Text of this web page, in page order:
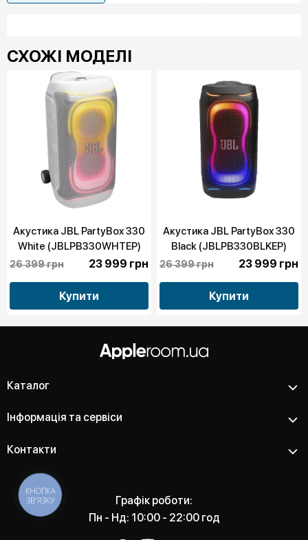
СХОЖІ МОДЕЛІ
Акустика JBL PartyBox 330
White (JBLPB330WHTEP)
26 399 грн 23 999 грн
Купити
Акустика JBL PartyBox 330
Black (JBLPB330BLKEP)
26 399 грн 23 999 грн
Купити
Каталог
Інформація та сервіси
Контакти
Графік роботи:
Пн - Нд: 10:00 - 22:00 год
КНОПКА
ЗВ'ЯЗКУ